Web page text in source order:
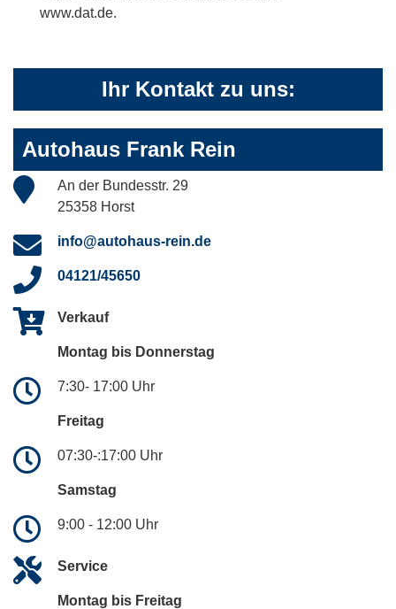
www.dat.de.
Ihr Kontakt zu uns:
Autohaus Frank Rein
An der Bundesstr. 29
25358 Horst
info@autohaus-rein.de
04121/45650
Verkauf
Montag bis Donnerstag
7:30- 17:00 Uhr
Freitag
07:30-:17:00 Uhr
Samstag
9:00 - 12:00 Uhr
Service
Montag bis Freitag